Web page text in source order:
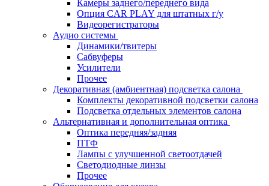
Камеры заднего/переднего вида
Опция CAR PLAY для штатных г/у
Видеорегистраторы
Аудио системы
Динамики/твитеры
Сабвуферы
Усилители
Прочее
Декоративная (амбиентная) подсветка салона
Комплекты декоративной подсветки салона
Подсветка отдельных элементов салона
Альтернативная и дополнительная оптика
Оптика передняя/задняя
ПТФ
Лампы с улучшенной светоотдачей
Светодиодные линзы
Прочее